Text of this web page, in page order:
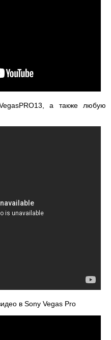
а также любую
в Sony Vegas Pro